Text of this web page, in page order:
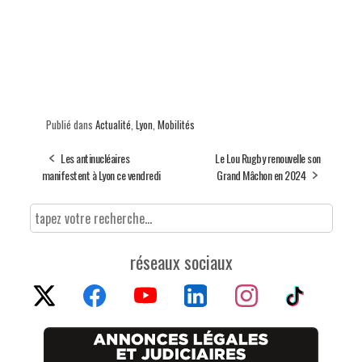
Publié dans Actualité, Lyon, Mobilités
Les antinucléaires
manifestent à Lyon ce vendredi
Le Lou Rugby renouvelle son
Grand Mâchon en 2024
réseaux sociaux